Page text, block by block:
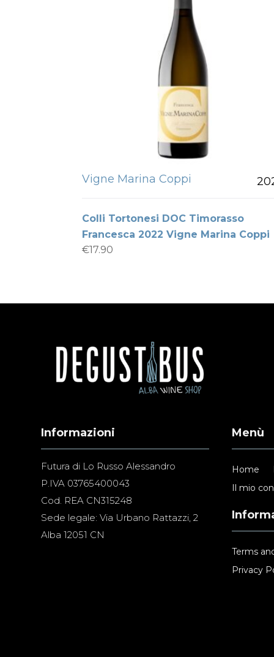
Vigne Marina Coppi
Colli Tortonesi DOC Timorasso
Francesca 2022 Vigne Marina Coppi
€17.90
Informazioni
Futura di Lo Russo Alessandro
P.IVA 03765400043
Cod. REA CN315248
Sede legale: Via Urbano Rattazzi, 2
Alba 12051 CN
Menù
Home
Il mio
Terms
Privacy